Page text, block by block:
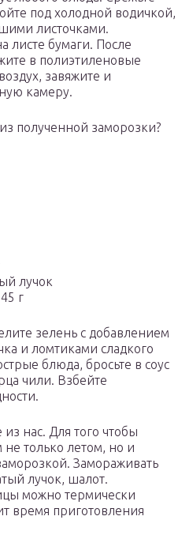
под холодной водичкой,
листочками.
листе бумаги. После
в полиэтиленовые
завяжите и
камеру.
полученной заморозки?
лучок
г
зелень с добавлением
и ломтиками сладкого
блюда, бросьте в соус
чили. Взбейте
нас. Для того чтобы
не только летом, но и
Замораживать
лучок, шалот.
можно термически
время приготовления